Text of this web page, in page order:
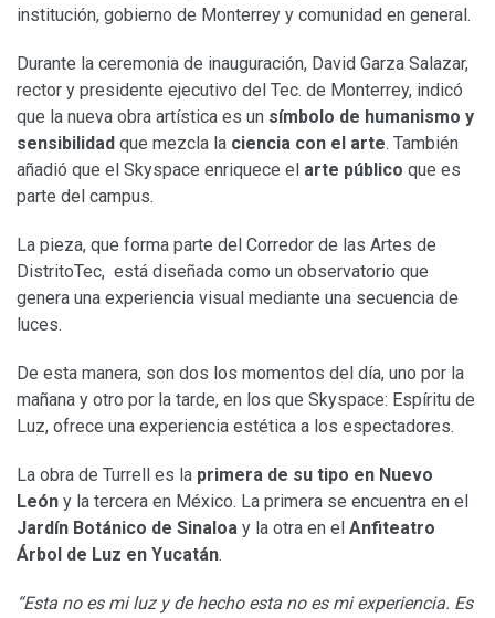
institución, gobierno de Monterrey y comunidad en general.
Durante la ceremonia de inauguración, David Garza Salazar,
rector y presidente ejecutivo del Tec. de Monterrey, indicó
que la nueva obra artística es un símbolo de humanismo y
sensibilidad que mezcla la ciencia con el arte. También
añadió que el Skyspace enriquece el arte público que es
parte del campus.
La pieza, que forma parte del Corredor de las Artes de
DistritoTec, está diseñada como un observatorio que
genera una experiencia visual mediante una secuencia de
luces.
De esta manera, son dos los momentos del día, uno por la
mañana y otro por la tarde, en los que Skyspace: Espíritu de
Luz, ofrece una experiencia estética a los espectadores.
La obra de Turrell es la primera de su tipo en Nuevo
León y la tercera en México. La primera se encuentra en el
Jardín Botánico de Sinaloa y la otra en el Anfiteatro
Árbol de Luz en Yucatán.
“Esta no es mi luz y de hecho esta no es mi experiencia. Es